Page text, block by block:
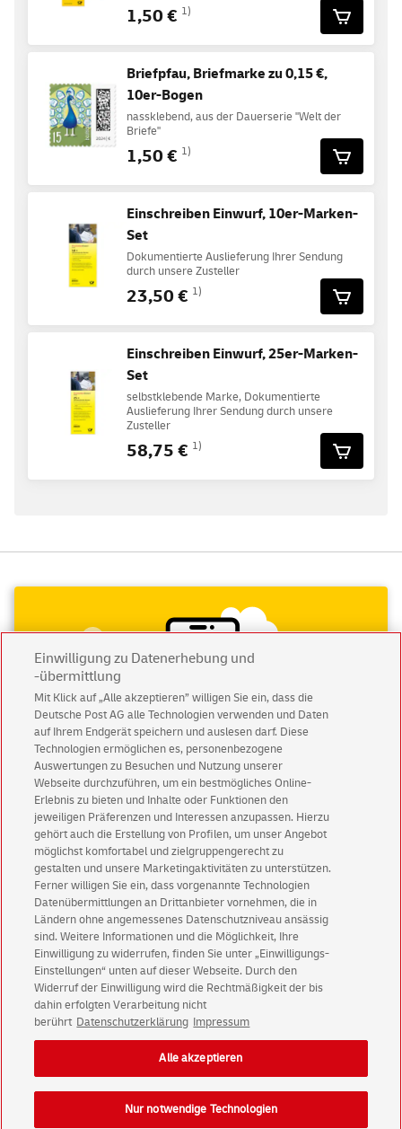
1,50 € 1)
Briefpfau, Briefmarke zu 0,15 €,
10er-Bogen
nassklebend, aus der Dauerserie "Welt der
Briefe"
1,50 € 1)
Einschreiben Einwurf, 10er-Marken-
Set
Dokumentierte Auslieferung Ihrer Sendung
durch unsere Zusteller
23,50 € 1)
Einschreiben Einwurf, 25er-Marken-
Set
selbstklebende Marke, Dokumentierte
Auslieferung Ihrer Sendung durch unsere
Zusteller
58,75 € 1)
Abonnieren Sie unseren Newsletter
Immer informiert über exklusive Angebote und
Aktionen - jetzt mit Vorteil
Privatkundensichern sich einen5 € Gutschein
für POSTSCAN!
Geschäftskundenerhalten einen 5 € Gutschein
für Briefmarke individuell!
Einwilligung zu Datenerhebung und
-übermittlung
Mit Klick auf „Alle akzeptieren” willigen Sie ein, dass die
Deutsche Post AG alle Technologien verwenden und Daten
auf Ihrem Endgerät speichern und auslesen darf. Diese
Technologien ermöglichen es, personenbezogene
Auswertungen zu Besuchen und Nutzung unserer
Webseite durchzuführen, um ein bestmögliches Online-
Erlebnis zu bieten und Inhalte oder Funktionen den
jeweiligen Präferenzen und Interessen anzupassen. Hierzu
gehört auch die Erstellung von Profilen, um unser Angebot
möglichst komfortabel und zielgruppengerecht zu
gestalten und unsere Marketingaktivitäten zu unterstützen.
Ferner willigen Sie ein, dass vorgenannte Technologien
Datenübermittlungen an Drittanbieter vornehmen, die in
Ländern ohne angemessenes Datenschutzniveau ansässig
sind. Weitere Informationen und die Möglichkeit, Ihre
Einwilligung zu widerrufen, finden Sie unter „Einwilligungs-
Einstellungen“ unten auf dieser Webseite. Durch den
Widerruf der Einwilligung wird die Rechtmäßigkeit der bis
dahin erfolgten Verarbeitung nicht
berührt Datenschutzerklärung Impressum
Nur notwendige Technologien
Alle akzeptieren